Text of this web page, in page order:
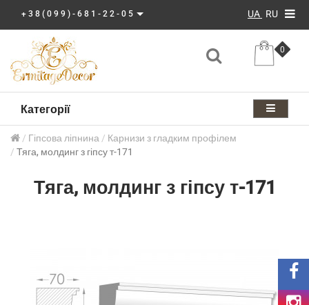
+38(099)-681-22-05 UA RU
0
Категорії
Гіпсова ліпнина
Карнизи з гладким профілем
Тяга, молдинг з гіпсу т-171
Тяга, молдинг з гіпсу т-171